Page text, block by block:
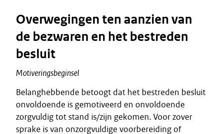
Overwegingen ten aanzien van
de bezwaren en het bestreden
besluit
Motiveringsbeginsel
Belanghebbende betoogt dat het bestreden besluit
onvoldoende is gemotiveerd en onvoldoende
zorgvuldig tot stand is/zijn gekomen. Voor zover
sprake is van onzorgvuldige voorbereiding of